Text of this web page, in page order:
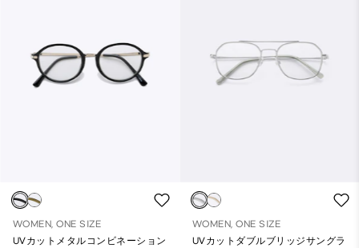
WOMEN, ONE SIZE
UVカットメタルコンビネーション
WOMEN, ONE SIZE
UVカットダブルブリッジサングラ